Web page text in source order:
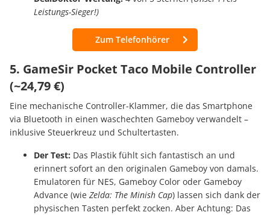
Leistungs-Sieger!)
Zum Telefonhörer
5. GameSir Pocket Taco Mobile Controller
(~24,79 €)
Eine mechanische Controller-Klammer, die das Smartphone
via Bluetooth in einen waschechten Gameboy verwandelt –
inklusive Steuerkreuz und Schultertasten.
Der Test: Das Plastik fühlt sich fantastisch an und
erinnert sofort an den originalen Gameboy von damals.
Emulatoren für NES, Gameboy Color oder Gameboy
Advance (wie Zelda: The Minish Cap) lassen sich dank der
physischen Tasten perfekt zocken. Aber Achtung: Das